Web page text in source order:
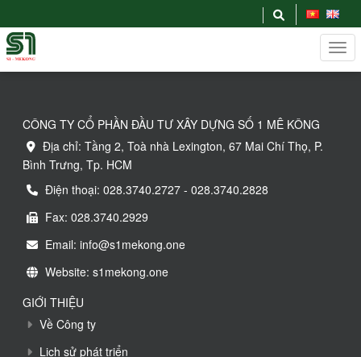
CÔNG TY CỔ PHẦN ĐẦU TƯ XÂY DỰNG SỐ 1 MÊ KÔNG
Địa chỉ: Tầng 2, Toà nhà Lexington, 67 Mai Chí Thọ, P.
Bình Trưng, Tp. HCM
Điện thoại: 028.3740.2727 - 028.3740.2828
Fax: 028.3740.2929
Email: info@s1mekong.one
Website: s1mekong.one
GIỚI THIỆU
Về Công ty
Lịch sử phát triển